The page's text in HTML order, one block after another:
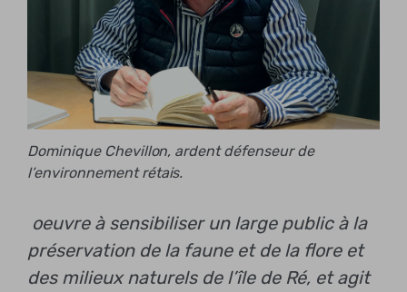
Dominique Chevillon, ardent défenseur de
l’environnement rétais.
oeuvre à sensibiliser un large public à la
préservation de la faune et de la flore et
des milieux naturels de l’île de Ré, et agit